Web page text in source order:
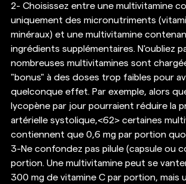
2- Choisissez entre une multivitamine
uniquement des micronutriments
minéraux) et une multivitamine
ingrédients supplémentaires. N'oubliez
nombreuses multivitamines sont
"bonus" à des doses trop faibles pour
quelconque effet. Par exemple, alors
lycopène par jour pourraient réduire la
artérielle systolique,<62> certaines
contiennent que 0,6 mg par portion
3-Ne confondez pas pilule (capsule ou
portion. Une multivitamine peut se
300 mg de vitamine C par portion, mais